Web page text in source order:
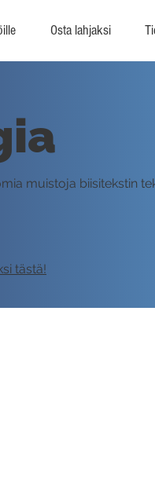
Osta lahjaksi
muistoja biisitekstin
tästä!